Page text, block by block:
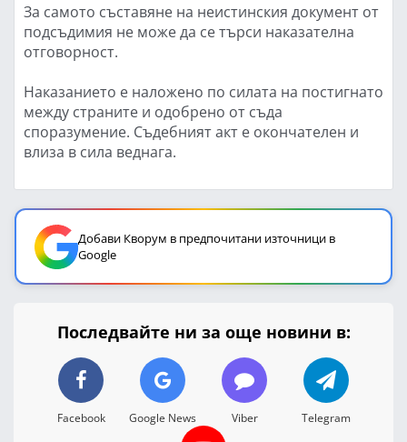
За самото съставяне на неистинския документ от
подсъдимия не може да се търси наказателна
отговорност.
Наказанието е наложено по силата на постигнато
между страните и одобрено от съда
споразумение. Съдебният акт е окончателен и
влиза в сила веднага.
Добави Кворум в предпочитани източници в
Google
Последвайте ни за още новини в:
Facebook Google News Viber Telegram